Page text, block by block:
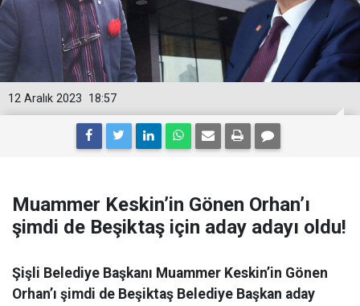
18:57
12 Aralık 2023
Muammer Keskin’in Gönen Orhan’ı
şimdi de Beşiktaş için aday adayı oldu!
Şişli Belediye Başkanı Muammer Keskin’in Gönen
Orhan’ı şimdi de Beşiktaş Belediye Başkan aday